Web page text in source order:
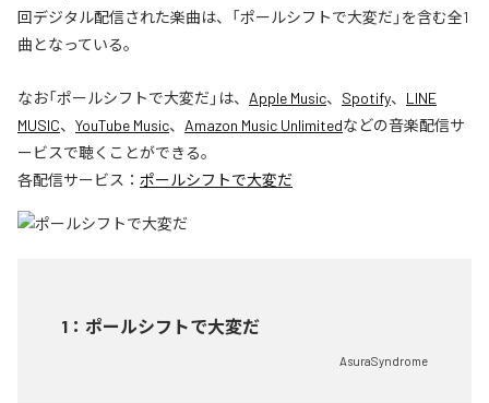
回デジタル配信された楽曲は、「ポールシフトで大変だ」を含む全1
曲となっている。
なお「ポールシフトで大変だ 」は、 Apple Music、 Spotify、 LINE
MUSIC、 YouTube Music、 Amazon Music Unlimitedなどの音楽配信サ
ービスで聴くことができる。
各配信サービス： ポールシフトで大変だ
1 ： ポールシフトで大変だ
AsuraSyndrome